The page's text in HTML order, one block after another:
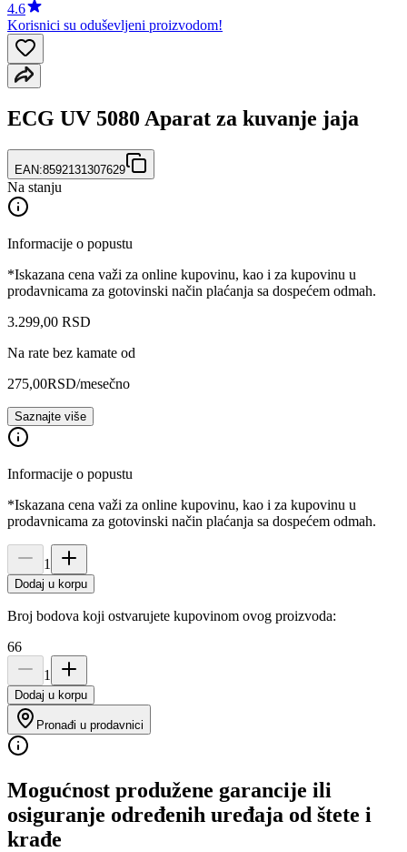
4.6
Korisnici su oduševljeni proizvodom!
ECG UV 5080 Aparat za kuvanje jaja
EAN:8592131307629
Na stanju
Informacije o popustu
*Iskazana cena važi za online kupovinu, kao i za kupovinu u
prodavnicama za gotovinski način plaćanja sa dospećem odmah.
3.299,00 RSD
Na rate bez kamate od
275,00RSD/mesečno
Saznajte više
Informacije o popustu
*Iskazana cena važi za online kupovinu, kao i za kupovinu u
prodavnicama za gotovinski način plaćanja sa dospećem odmah.
1
Dodaj u korpu
Broj bodova koji ostvarujete kupovinom ovog proizvoda:
66
1
Dodaj u korpu
Pronađi u prodavnici
Mogućnost produžene garancije ili
osiguranje određenih uređaja od štete i
krađe